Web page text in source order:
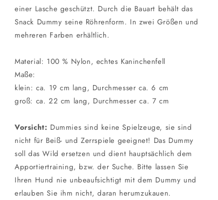
einer Lasche geschützt. Durch die Bauart behält das
Snack Dummy seine Röhrenform. In zwei Größen und
mehreren Farben erhältlich.
Material: 100 % Nylon, echtes Kaninchenfell
Maße:
klein: ca. 19 cm lang, Durchmesser ca. 6 cm
groß: ca. 22 cm lang, Durchmesser ca. 7 cm
Vorsicht: Dummies sind keine Spielzeuge, sie sind
nicht für Beiß- und Zerrspiele geeignet! Das Dummy
soll das Wild ersetzen und dient hauptsächlich dem
Apportiertraining, bzw. der Suche. Bitte lassen Sie
Ihren Hund nie unbeaufsichtigt mit dem Dummy und
erlauben Sie ihm nicht, daran herumzukauen.